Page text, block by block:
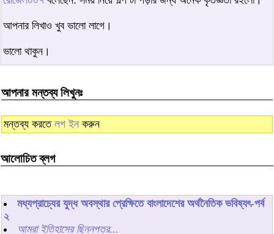
আপনার লিখাও খুব ভালো লাগে।
ভালো থাকুন।
আপনার মন্তব্য লিখুনঃ
মন্তব্য করতে লগ ইন করুন
আলোচিত ব্লগ
মধ্যপ্রাচ্যের যুদ্ধ অবস্থার প্রেক্ষিতে বাংলাদেশের অর্থনৈতিক ভবিষ্যৎ-পর্ব
২
আমরা ইতিহাসের ছিন্নপত্র...